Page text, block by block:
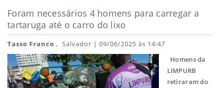
Foram necessários 4 homens para carregar a
tartaruga até o carro do lixo
Tasso Franco , Salvador | 09/06/2025 às 14:47
Homens da
LIMPURB
retiraram do